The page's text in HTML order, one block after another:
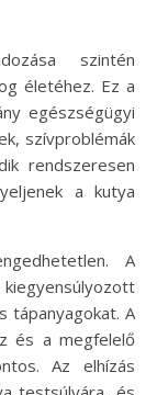
szintén
életéhez. Ez a
egészségügyi
szívproblémák
rendszeresen
a kutya
A
tápanyagokat. A
és a megfelelő
Az elhízás